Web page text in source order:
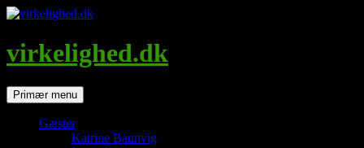
Hop
indhold
virkelighed.dk
SøgPrimær menu
Gæster
Katrine Baunvig